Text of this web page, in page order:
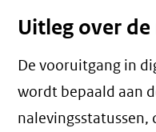
Uitleg over
De vooruitgang in
wordt bepaald aan
nalevingsstatussen,